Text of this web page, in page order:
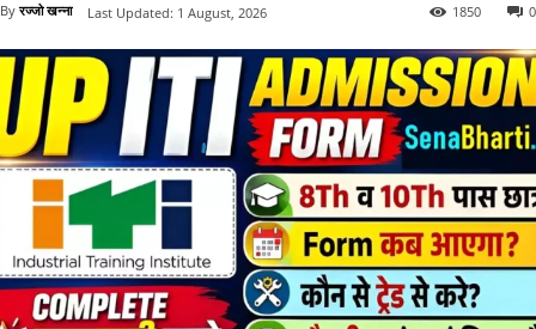
By रज्जो खन्ना 0
1850
Last Updated: 1 August, 2026